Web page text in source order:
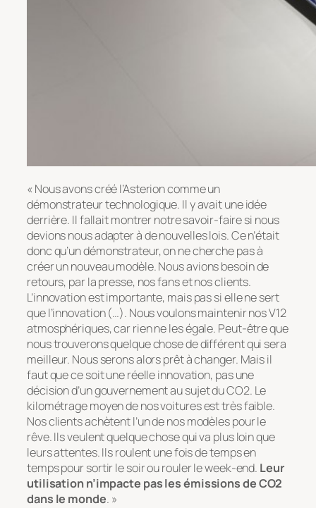
« Nous avons créé l’Asterion comme un
démonstrateur technologique. Il y avait une idée
derrière. Il fallait montrer notre savoir-faire si nous
devions nous adapter à de nouvelles lois. Ce n’était
donc qu’un démonstrateur, on ne cherche pas à
créer un nouveau modèle. Nous avions besoin de
retours, par la presse, nos fans et nos clients.
L’innovation est importante, mais pas si elle ne sert
que l’innovation (…). Nous voulons maintenir nos V12
atmosphériques, car rien ne les égale. Peut-être que
nous trouverons quelque chose de différent qui sera
meilleur. Nous serons alors prêt à changer. Mais il
faut que ce soit une réelle innovation, pas une
décision d’un gouvernement au sujet du CO2. Le
kilométrage moyen de nos voitures est très faible.
Nos clients achètent l’un de nos modèles pour le
rêve. Ils veulent quelque chose qui va plus loin que
leurs attentes. Ils roulent une fois de temps en
temps pour sortir le soir ou rouler le week-end. Leur
utilisation n’impacte pas les émissions de CO2
dans le monde. »